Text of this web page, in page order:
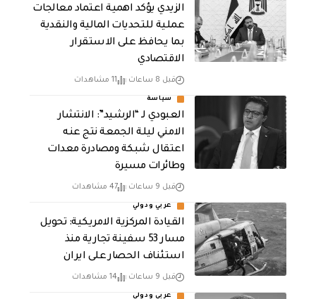
الزيدي يؤكد اهمية اعتماد معالجات
عملية للتحديات المالية والنقدية
بما يحافظ على الاستقرار
الاقتصادي
قبل 8 ساعات 11 مشاهدات
سياسة
العبودي لـ “الرشيد”: الانتشار
الامني ليلة الجمعة نتج عنه
اعتقال شبكة ومصادرة معدات
وطائرات مسيرة
قبل 9 ساعات 47 مشاهدات
عربي ودولي
القيادة المركزية الامريكية: تحويل
مسار 53 سفينة تجارية منذ
استئناف الحصار على ايران
قبل 9 ساعات 14 مشاهدات
عربي ودولي